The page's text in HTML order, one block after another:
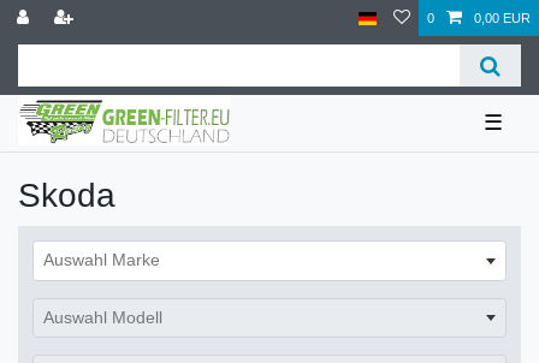
0 0,00 EUR
☰
Skoda
Auswahl Marke
Auswahl Modell